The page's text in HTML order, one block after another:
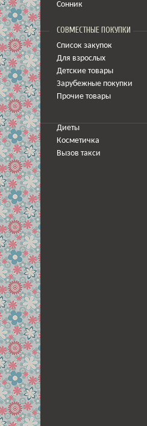
Сонник
СОВМЕСТНЫЕ ПОКУПКИ
Список закупок
Для взрослых
Детские товары
Зарубежные покупки
Прочие товары
Диеты
Косметичка
Вызов такси